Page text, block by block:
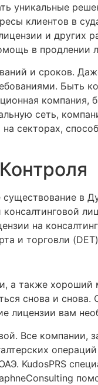
уникальные
клиентов в
и других
в продлении
и сроков.
Быть
компания,
сеть,
секторах,
в
на
и торговли
а также
снова и снова.
лицензии вам
Все компании,
‍KudosPRS